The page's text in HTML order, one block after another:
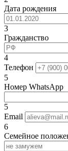
Дата рождения
3
Гражданство
4
Телефон
5
Номер WhatsApp
5
Email
6
Семейное